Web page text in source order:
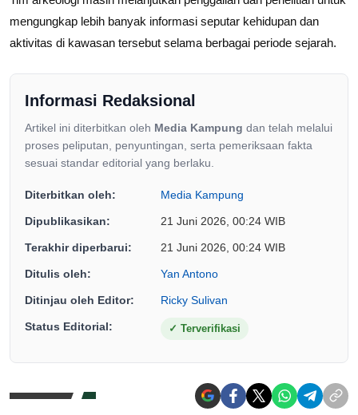
mengungkap lebih banyak informasi seputar kehidupan dan
aktivitas di kawasan tersebut selama berbagai periode sejarah.
Informasi Redaksional
Artikel ini diterbitkan oleh Media Kampung dan telah melalui
proses peliputan, penyuntingan, serta pemeriksaan fakta
sesuai standar editorial yang berlaku.
Diterbitkan oleh: Media Kampung
Dipublikasikan: 21 Juni 2026, 00:24 WIB
Terakhir diperbarui: 21 Juni 2026, 00:24 WIB
Ditulis oleh: Yan Antono
Ditinjau oleh Editor: Ricky Sulivan
Status Editorial: ✓ Terverifikasi